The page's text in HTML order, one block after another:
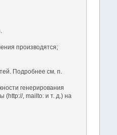
производятся;
Подробнее см. п.
генерирования
(http://, mailto: и т. д.) на